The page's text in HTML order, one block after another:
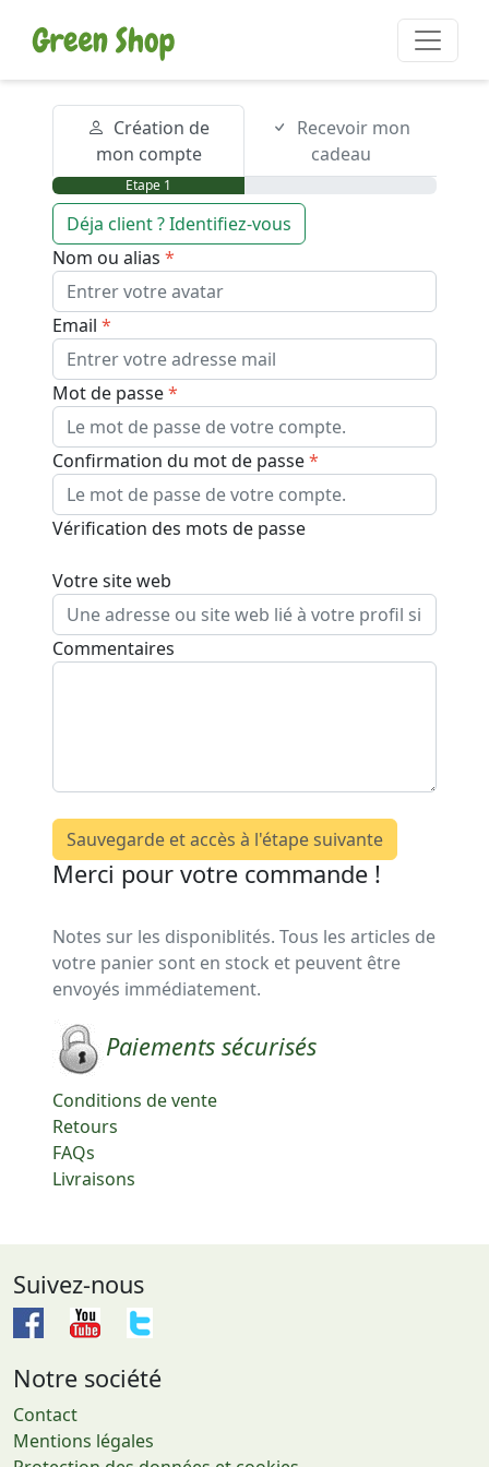
Création de
mon compte
Recevoir mon
cadeau
Etape 1
Déja client ? Identifiez-vous
Nom ou alias
Email
Mot de passe
Confirmation du mot de passe
Vérification des mots de passe
Votre site web
Commentaires
Sauvegarde et accès à l'étape suivante
Merci pour votre commande !
Notes sur les disponiblités. Tous les articles de
votre panier sont en stock et peuvent être
envoyés immédiatement.
Paiements sécurisés
Conditions de vente
Retours
FAQs
Livraisons
Suivez-nous
Notre société
Contact
Mentions légales